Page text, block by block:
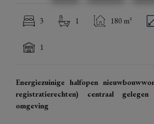
3 1 180 m²
1
Energiezuinige halfopen
registratierechten) centraal
omgeving